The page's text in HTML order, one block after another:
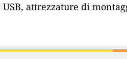
attrezzature di